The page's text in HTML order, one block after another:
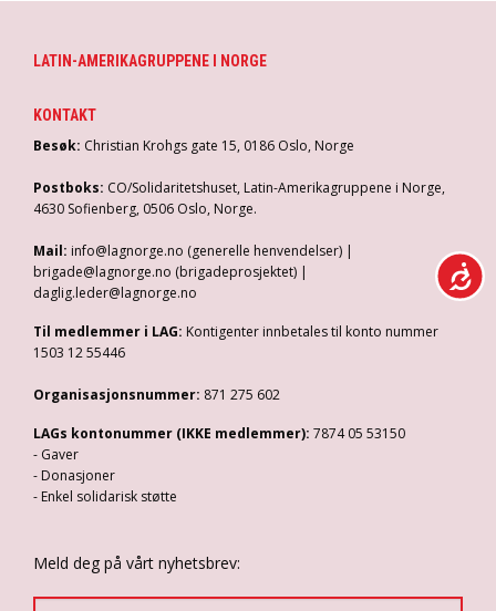
LATIN-AMERIKAGRUPPENE I NORGE
KONTAKT
Besøk: Christian Krohgs gate 15, 0186 Oslo, Norge
Postboks: CO/Solidaritetshuset, Latin-Amerikagruppene i Norge,
4630 Sofienberg, 0506 Oslo, Norge.
Mail: info@lagnorge.no (generelle henvendelser) |
brigade@lagnorge.no (brigadeprosjektet) |
daglig.leder@lagnorge.no
Til medlemmer i LAG: Kontigenter innbetales til konto nummer
1503 12 55446
Organisasjonsnummer: 871 275 602
LAGs kontonummer (IKKE medlemmer): 7874 05 53150
- Gaver
- Donasjoner
- Enkel solidarisk støtte
Meld deg på vårt nyhetsbrev: